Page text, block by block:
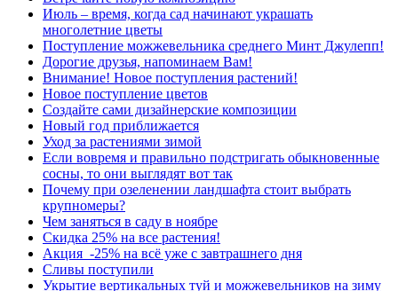
Июль – время, когда сад начинают украшать
многолетние цветы
Поступление можжевельника среднего Минт Джулепп!
Дорогие друзья, напоминаем Вам!
Внимание! Новое поступления растений!
Новое поступление цветов
Создайте сами дизайнерские композиции
Новый год приближается
Уход за растениями зимой
Если вовремя и правильно подстригать обыкновенные
сосны, то они выглядят вот так
Почему при озеленении ландшафта стоит выбрать
крупномеры?
Чем заняться в саду в ноябре
Скидка 25% на все растения!
Акция -25% на всё уже с завтрашнего дня
Сливы поступили
Укрытие вертикальных туй и можжевельников на зиму